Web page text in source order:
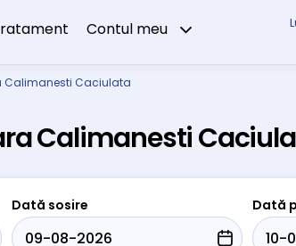
Contul meu
Calimanesti Caciulata
Calimanesti
Dată sosire Dată